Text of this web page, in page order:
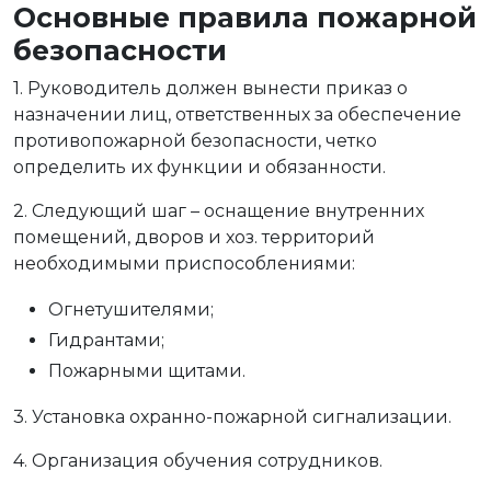
Основные правила пожарной
безопасности
1. Руководитель должен вынести приказ о
назначении лиц, ответственных за обеспечение
противопожарной безопасности, четко
определить их функции и обязанности.
2. Следующий шаг – оснащение внутренних
помещений, дворов и хоз. территорий
необходимыми приспособлениями:
Огнетушителями;
Гидрантами;
Пожарными щитами.
3. Установка охранно-пожарной сигнализации.
4. Организация обучения сотрудников.